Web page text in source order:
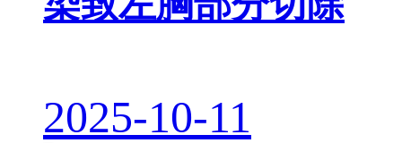
2025-10-11